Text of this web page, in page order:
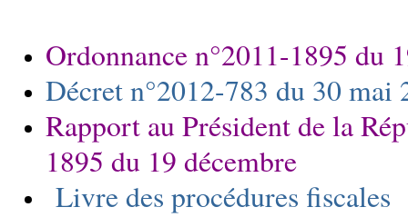
Ordonnance n°2011-1895 du
Décret n°2012-783 du 30 mai
Rapport au Président de la
1895 du 19 décembre
Livre des procédures fiscales